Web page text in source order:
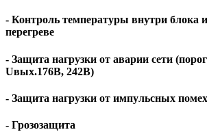
- Контроль температуры внутри блока
перегреве
- Защита нагрузки от аварии сети
Uвых.176В, 242В)
- Защита нагрузки от импульсных помех
- Грозозащита